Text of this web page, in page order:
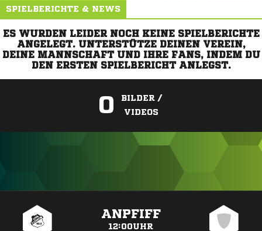
SPIELBERICHTE & NEWS
ES WURDEN LEIDER NOCH KEINE SPIELBERICHTE
ANGELEGT. UNTERSTÜTZE DEINEN VEREIN,
DEINE MANNSCHAFT UND IHRE FANS, INDEM DU
DEN ERSTEN SPIELBERICHT ANLEGST.
0
BILDER /
VIDEOS
ANPFIFF
12:00UHR